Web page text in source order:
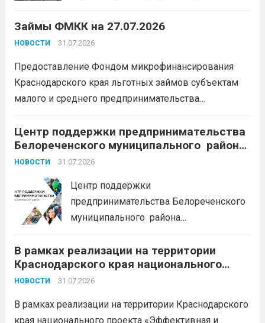
защиту Отечества:
единовременно;
каникулы;
сохранение места...Читать
дальше
Займы ФМКК на 27.07.2026
НОВОСТИ 31.07.2026
Предоставление Фондом микрофинансирования
Краснодарского края льготных займов субъектам
малого и среднего предпринимательства
5 млн. рублей Срок от 7 мес. до 36 мес. Процентная
ставка 0,1- 8,15 % годовых Возможно установление
льготного периода...
Центр поддержки предпринимательства
Белореченского муниципального района
Краснодарского края приглашает на
НОВОСТИ 31.07.2026
Центр поддержки
предпринимательства Белореченского
муниципального района
БЕСПЛАТНЫЕ КОНСУЛЬТАЦИИ
Бухгалтерский учет и заполнение
деклараций; Трудовое
планирование и правовое обеспечение;
В рамках реализации на территории
Краснодарского края национального
проекта «Эффективная и конкурентная
НОВОСТИ 31.07.2026
В рамках реализации на территории Краснодарского
края национального проекта «Эффективная и